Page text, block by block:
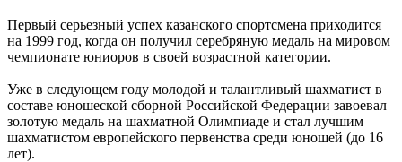
Первый серьезный успех казанского спортсмена приходится
на 1999 год, когда он получил серебряную медаль на мировом
чемпионате юниоров в своей возрастной категории.
Уже в следующем году молодой и талантливый шахматист в
составе юношеской сборной Российской Федерации завоевал
золотую медаль на шахматной Олимпиаде и стал лучшим
шахматистом европейского первенства среди юношей (до 16
лет).